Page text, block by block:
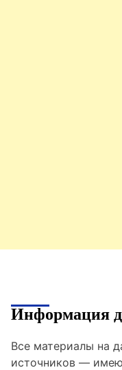
Информация
Все материалы на
источников —